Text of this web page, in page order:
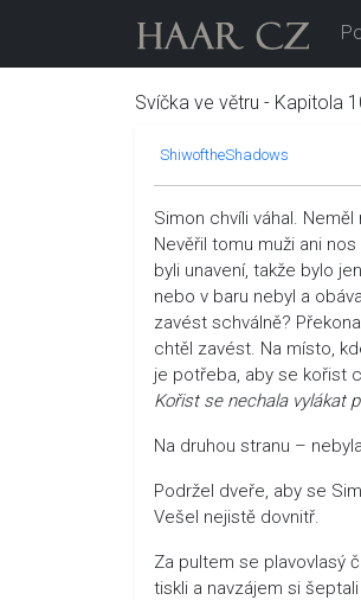
Svíčka ve větru - Kapitola
ShiwoftheShadows
Simon chvíli váhal.
Nevěřil tomu muži ani
byli unavení, takže bylo
nebo v baru nebyl a
zavést schválně?
chtěl zavést. Na místo,
je potřeba, aby se kořist
Kořist se nechala vylákat
Na druhou stranu –
Podržel dveře, aby se
Vešel nejistě dovnitř.
Za pultem se plavovlasý
tiskli a navzájem si